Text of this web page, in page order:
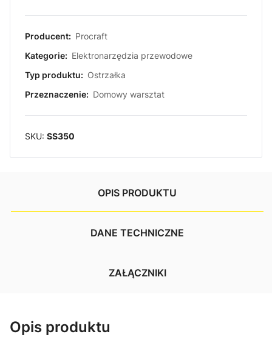
Producent: Procraft
Kategorie: Elektronarzędzia przewodowe
Typ produktu: Ostrzałka
Przeznaczenie: Domowy warsztat
SKU: SS350
OPIS PRODUKTU
DANE TECHNICZNE
ZAŁĄCZNIKI
Opis produktu